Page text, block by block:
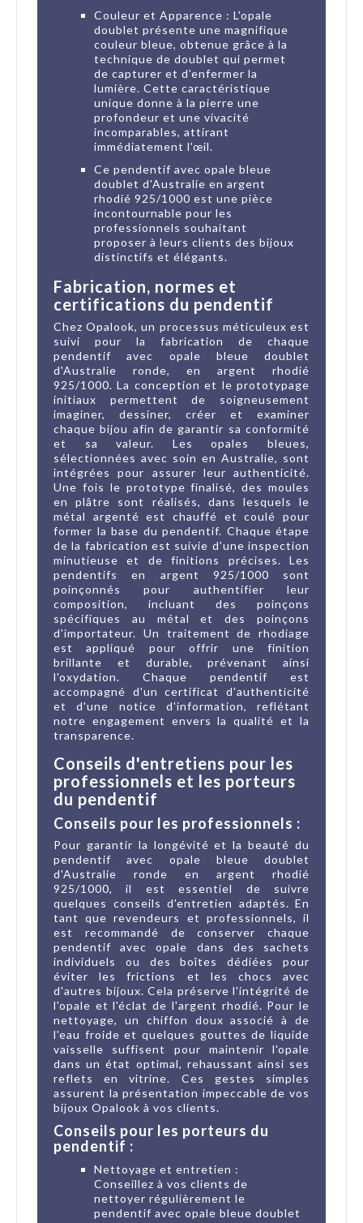
Couleur et Apparence : L'opale
doublet présente une magnifique
couleur bleue, obtenue grâce à la
technique de doublet qui permet
de capturer et d'enfermer la
lumière. Cette caractéristique
unique donne à la pierre une
profondeur et une vivacité
incomparables, attirant
immédiatement l'œil.
Ce pendentif avec opale bleue
doublet d'Australie en argent
rhodié 925/1000 est une pièce
incontournable pour les
professionnels souhaitant
proposer à leurs clients des bijoux
distinctifs et élégants.
Fabrication, normes et
certifications du pendentif
Chez Opalook, un processus méticuleux est
suivi pour la fabrication de chaque
pendentif avec opale bleue doublet
d'Australie ronde, en argent rhodié
925/1000. La conception et le prototypage
initiaux permettent de soigneusement
imaginer, dessiner, créer et examiner
chaque bijou afin de garantir sa conformité
et sa valeur. Les opales bleues,
sélectionnées avec soin en Australie, sont
intégrées pour assurer leur authenticité.
Une fois le prototype finalisé, des moules
en plâtre sont réalisés, dans lesquels le
métal argenté est chauffé et coulé pour
former la base du pendentif. Chaque étape
de la fabrication est suivie d'une inspection
minutieuse et de finitions précises. Les
pendentifs en argent 925/1000 sont
poinçonnés pour authentifier leur
composition, incluant des poinçons
spécifiques au métal et des poinçons
d'importateur. Un traitement de rhodiage
est appliqué pour offrir une finition
brillante et durable, prévenant ainsi
l'oxydation. Chaque pendentif est
accompagné d'un certificat d'authenticité
et d'une notice d'information, reflétant
notre engagement envers la qualité et la
transparence.
Conseils d'entretiens pour les
professionnels et les porteurs
du pendentif
Conseils pour les professionnels :
Pour garantir la longévité et la beauté du
pendentif avec opale bleue doublet
d'Australie ronde en argent rhodié
925/1000, il est essentiel de suivre
quelques conseils d'entretien adaptés. En
tant que revendeurs et professionnels, il
est recommandé de conserver chaque
pendentif avec opale dans des sachets
individuels ou des boîtes dédiées pour
éviter les frictions et les chocs avec
d'autres bijoux. Cela préserve l'intégrité de
l'opale et l'éclat de l'argent rhodié. Pour le
nettoyage, un chiffon doux associé à de
l'eau froide et quelques gouttes de liquide
vaisselle suffisent pour maintenir l'opale
dans un état optimal, rehaussant ainsi ses
reflets en vitrine. Ces gestes simples
assurent la présentation impeccable de vos
bijoux Opalook à vos clients.
Conseils pour les porteurs du
pendentif :
Nettoyage et entretien :
Conseillez à vos clients de
nettoyer régulièrement le
pendentif avec opale bleue doublet